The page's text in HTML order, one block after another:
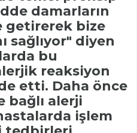
damarların
getirerek bize
sağlıyor" diyen
bu
reaksiyon
etti. Daha önce
bağlı alerji
işlem